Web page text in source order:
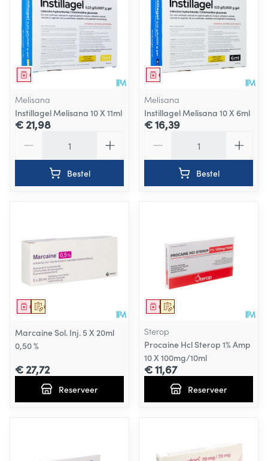
Geneesmiddel
Melisana
Instillagel Melisana 10 X 11ml
€ 21,98
Bestel
Geneesmiddel
Melisana
Instillagel Melisana 10 X 6ml
€ 16,39
Bestel
Op voorschrift
Geneesmiddel
Marcaine Sol. Inj. 5 X 20ml
0,50 %
€ 27,72
Reserveer
Op voorschrift
Geneesmiddel
Sterop
Procaine Hcl Sterop 1% Amp
10 X 100mg/10ml
€ 11,67
Reserveer